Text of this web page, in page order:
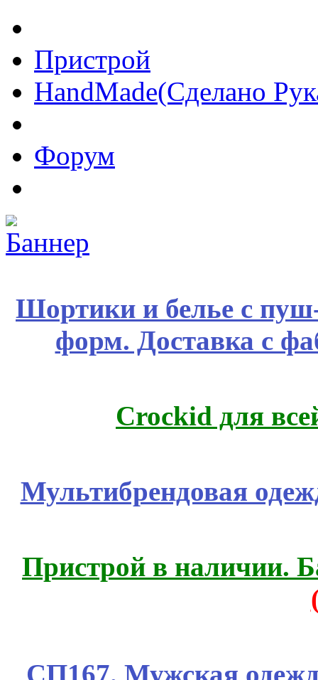
Пристрой
HandMade(Сделано
Форум
Шортики и белье с
форм. Доставка с
Crockid для
Мультибрендовая
Пристрой в наличии.
СП167. Мужская